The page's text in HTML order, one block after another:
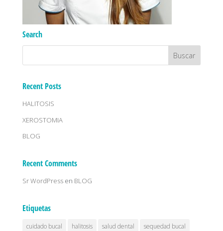
Search
Recent Posts
HALITOSIS
XEROSTOMIA
BLOG
Recent Comments
Sr WordPressen BLOG
Etiquetas
cuidado bucal halitosis salud dental
sequedad bucal